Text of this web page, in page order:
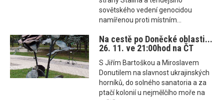
sovětského vedení genocidou
namířenou proti místním...
Na cestě po Doněcké oblasti...
26. 11. ve 21:00hod na ČT
S Jiřím Bartoškou a Miroslavem
Donutilem na slavnost ukrajinských
horníků, do solného sanatoria a za
ptačí kolonií u nejmělčího moře na